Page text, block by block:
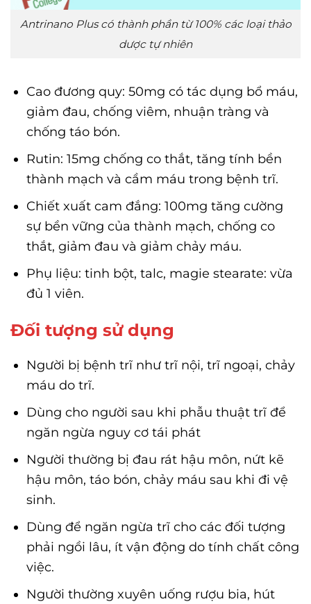
Antrinano Plus có thành phần từ 100% các loại thảo
dược tự nhiên
Cao đương quy: 50mg có tác dụng bổ máu,
giảm đau, chống viêm, nhuận tràng và
chống táo bón.
Rutin: 15mg chống co thắt, tăng tính bền
thành mạch và cầm máu trong bệnh trĩ.
Chiết xuất cam đắng: 100mg tăng cường
sự bền vững của thành mạch, chống co
thắt, giảm đau và giảm chảy máu.
Phụ liệu: tinh bột, talc, magie stearate: vừa
đủ 1 viên.
Đối tượng sử dụng
Người bị bệnh trĩ như trĩ nội, trĩ ngoại, chảy
máu do trĩ.
Dùng cho người sau khi phẫu thuật trĩ để
ngăn ngừa nguy cơ tái phát
Người thường bị đau rát hậu môn, nứt kẽ
hậu môn, táo bón, chảy máu sau khi đi vệ
sinh.
Dùng để ngăn ngừa trĩ cho các đối tượng
phải ngồi lâu, ít vận động do tính chất công
việc.
Người thường xuyên uống rượu bia, hút